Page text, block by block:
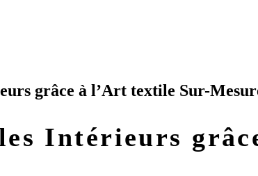
grâce à l’Art textile Sur-
Intérieurs